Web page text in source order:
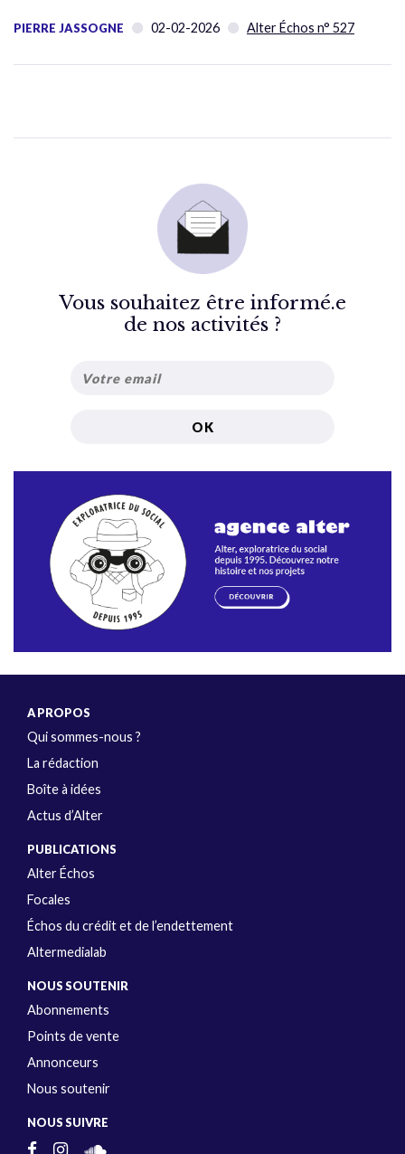
PIERRE JASSOGNE 02-02-2026 Alter Échos n° 527
Vous souhaitez être informé.e
de nos activités ?
A PROPOS
Qui sommes-nous ?
La rédaction
Boîte à idées
Actus d’Alter
PUBLICATIONS
Alter Échos
Focales
Échos du crédit et de l’endettement
Altermedialab
NOUS SOUTENIR
Abonnements
Points de vente
Annonceurs
Nous soutenir
NOUS SUIVRE